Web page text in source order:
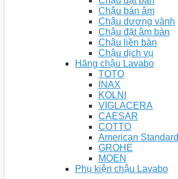
Chậu bán âm
Chậu dương vành
Chậu đặt âm bàn
Chậu liền bàn
Chậu dịch vụ
Hãng chậu Lavabo
TOTO
INAX
KOLNI
VIGLACERA
CAESAR
COTTO
American Standard
GROHE
MOEN
Phụ kiện chậu Lavabo